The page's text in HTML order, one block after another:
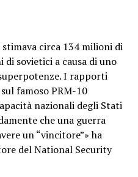
circa 134 milioni di
sovietici a causa di uno
I rapporti
famoso PRM-10
nazionali degli Stati
che una guerra
un “vincitore”» ha
del National Security